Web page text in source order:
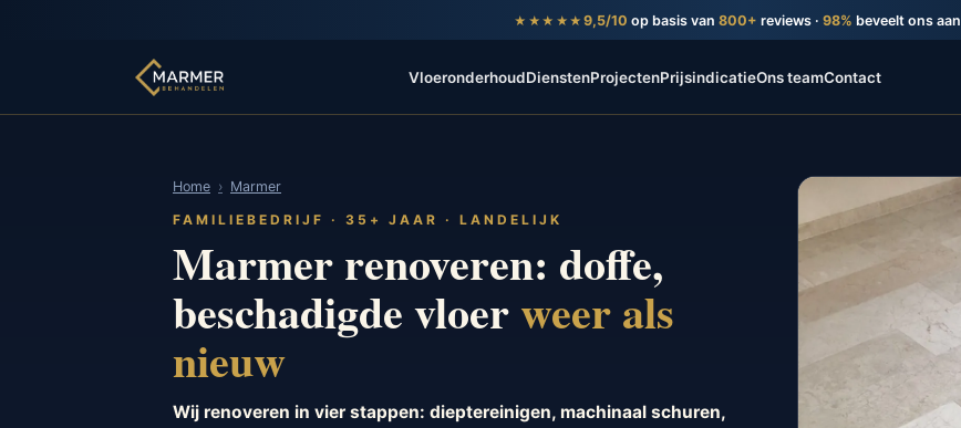
★★★★★ 9,5/10 op basis van 800+ reviews · 98% beveelt ons aan
VloeronderhoudDienstenProjectenPrijsindicatieOns teamContact
Home
Marmer
FAMILIEBEDRIJF · 35+ JAAR · LANDELIJK
Marmer renoveren: doffe,
beschadigde vloerweer als
nieuw
Wij renoveren in vier stappen: dieptereinigen, machinaal schuren,